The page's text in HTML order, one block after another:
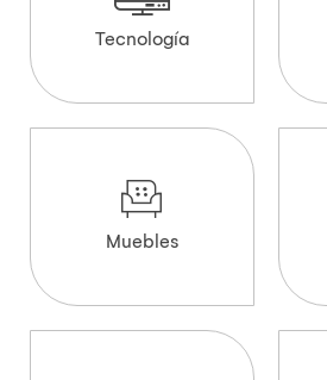
Tecnología
Muebles